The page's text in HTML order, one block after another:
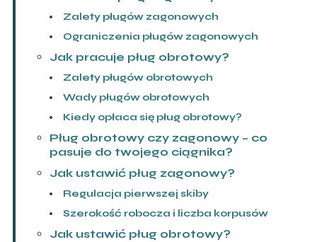
Zalety pługów zagonowych
Ograniczenia pługów zagonowych
Jak pracuje pług obrotowy?
Zalety pługów obrotowych
Wady pługów obrotowych
Kiedy opłaca się pług obrotowy?
Pług obrotowy czy zagonowy – co
pasuje do twojego ciągnika?
Jak ustawić pług zagonowy?
Regulacja pierwszej skiby
Szerokość robocza i liczba korpusów
Jak ustawić pług obrotowy?